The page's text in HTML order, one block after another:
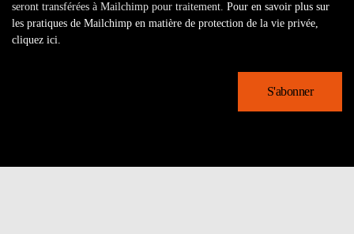
seront transférées à Mailchimp pour traitement. Pour en savoir plus sur
les pratiques de Mailchimp en matière de protection de la vie privée,
cliquez ici.